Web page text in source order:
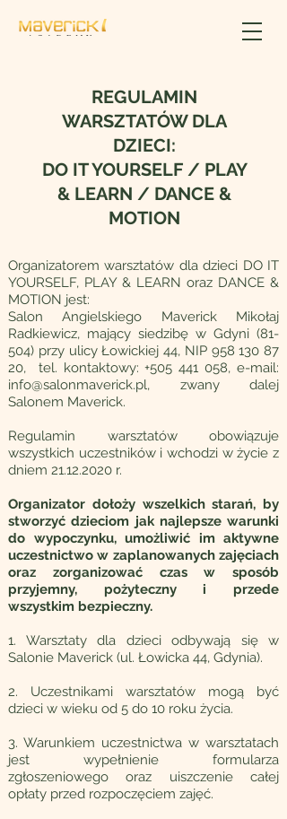
REGULAMIN
WARSZTATÓW DLA
DZIECI:
DO IT YOURSELF / PLAY
& LEARN / DANCE &
MOTION
Organizatorem warsztatów dla dzieci DO IT
YOURSELF, PLAY & LEARN oraz DANCE &
MOTION jest:
Salon Angielskiego Maverick Mikołaj
Radkiewicz, mający siedzibę w Gdyni (81-
504) przy ulicy Łowickiej 44, NIP 958 130 87
20, tel. kontaktowy:+505 441 058, e-mail:
info@salonmaverick.pl, zwany dalej
Salonem Maverick.
Regulamin warsztatów obowiązuje
wszystkich uczestników i wchodzi w życie z
dniem 21.12.2020 r.
Organizator dołoży wszelkich starań, by
stworzyć dzieciom jak najlepsze warunki
do wypoczynku, umożliwić im aktywne
uczestnictwo w zaplanowanych zajęciach
oraz zorganizować czas w sposób
przyjemny, pożyteczny i przede
wszystkim bezpieczny.
1. Warsztaty dla dzieci odbywają się w
Salonie Maverick (ul. Łowicka 44, Gdynia).
2. Uczestnikami warsztatów mogą być
dzieci w wieku od 5 do 10 roku życia.
3. Warunkiem uczestnictwa w warsztatach
jest wypełnienie formularza
zgłoszeniowego oraz uiszczenie całej
opłaty przed rozpoczęciem zajęć.